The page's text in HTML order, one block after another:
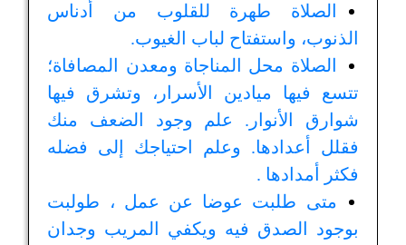
الصلاة طهرة للقلوب من أدناس
الذنوب، واستفتاح لباب الغيوب.
الصلاة محل المناجاة ومعدن المصافاة؛
تتسع فيها ميادين الأسرار، وتشرق فيها
شوارق الأنوار. علم وجود الضعف منك
فقلل أعدادها. وعلم احتياجك إلى فضله
فكثر أمدادها .
متى طلبت عوضا عن عمل ، طولبت
بوجود الصدق فيه ويكفي المريب وجدان